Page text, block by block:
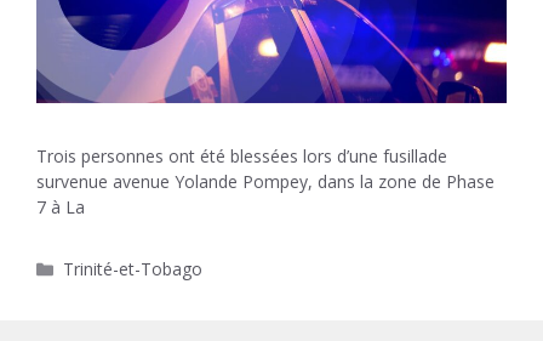
Trois personnes ont été blessées lors d’une fusillade
survenue avenue Yolande Pompey, dans la zone de Phase
7 à La
Catégories
Trinité-et-Tobago